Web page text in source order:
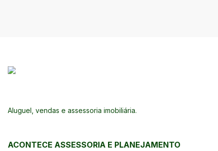
Aluguel, vendas e assessoria imobiliária.
ACONTECE ASSESSORIA E PLANEJAMENTO